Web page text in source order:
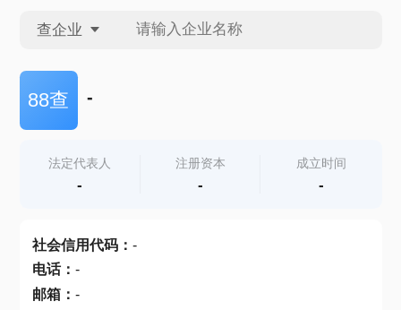
查企业
查企业
查产地
88查 -
法定代表人
-
注册资本
-
成立时间
-
社会信用代码： -
电话： -
邮箱： -